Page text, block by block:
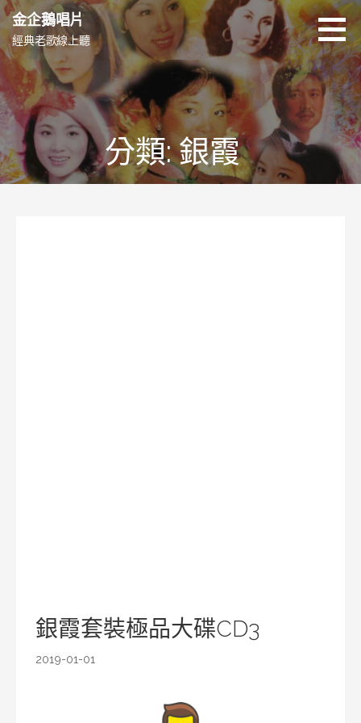
跳
至
主
內
容
金企鵝唱片
經典老歌線上聽
分類: 銀霞
銀霞套裝極品大碟CD3
2019-01-01